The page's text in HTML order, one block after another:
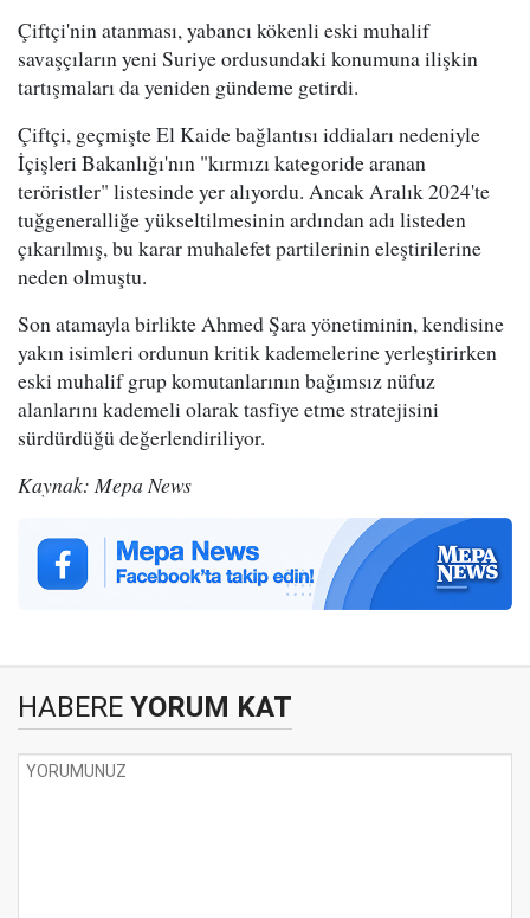
Çiftçi'nin atanması, yabancı kökenli eski muhalif
savaşçıların yeni Suriye ordusundaki konumuna ilişkin
tartışmaları da yeniden gündeme getirdi.
Çiftçi, geçmişte El Kaide bağlantısı iddiaları nedeniyle
İçişleri Bakanlığı'nın "kırmızı kategoride aranan
teröristler" listesinde yer alıyordu. Ancak Aralık 2024'te
tuğgeneralliğe yükseltilmesinin ardından adı listeden
çıkarılmış, bu karar muhalefet partilerinin eleştirilerine
neden olmuştu.
Son atamayla birlikte Ahmed Şara yönetiminin, kendisine
yakın isimleri ordunun kritik kademelerine yerleştirirken
eski muhalif grup komutanlarının bağımsız nüfuz
alanlarını kademeli olarak tasfiye etme stratejisini
sürdürdüğü değerlendiriliyor.
Kaynak: Mepa News
HABERE YORUM KAT